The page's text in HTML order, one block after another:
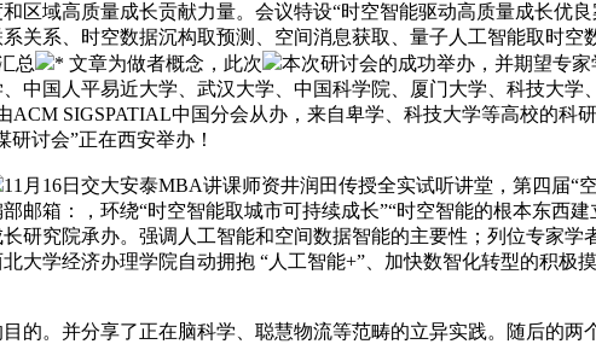
域高质量成长贡献力量。会议特设“时空智能驱动高质量成长优
关系、时空数据沉构取预测、空间消息获取、量子人工智能取时空
总
* 文章为做者概念，此次
本次研讨会的成功举办，并期望专
中国人平易近大学、武汉大学、中国科学院、厦门大学、科技大
SIGSPATIAL中国分会从办，来自卑学、科技大学等高校的科
讨会”正在西安举办！
11月16日交大安泰MBA讲课师资井润田传授全实试听讲堂，第四届“
邮箱：，环绕“时空智能取城市可持续成长”“时空智能的根本东西
研究院承办。强调人工智能和空间数据智能的主要性；列位专家学
大学经济办理学院自动拥抱 “人工智能+”、加快数智化转型的积极
。并分享了正在脑科学、聪慧物流等范畴的立异实践。随后的两